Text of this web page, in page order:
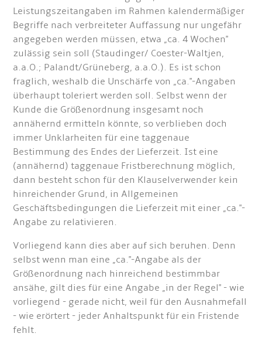
Leistungszeitangaben im Rahmen kalendermäßiger
Begriffe nach verbreiteter Auffassung nur ungefähr
angegeben werden müssen, etwa „ca. 4 Wochen"
zulässig sein soll (Staudinger/ Coester-Waltjen,
a.a.O.; Palandt/Grüneberg, a.a.O.). Es ist schon
fraglich, weshalb die Unschärfe von „ca."-Angaben
überhaupt toleriert werden soll. Selbst wenn der
Kunde die Größenordnung insgesamt noch
annähernd ermitteln könnte, so verblieben doch
immer Unklarheiten für eine taggenaue
Bestimmung des Endes der Lieferzeit. Ist eine
(annähernd) taggenaue Fristberechnung möglich,
dann besteht schon für den Klauselverwender kein
hinreichender Grund, in Allgemeinen
Geschäftsbedingungen die Lieferzeit mit einer „ca."-
Angabe zu relativieren.
Vorliegend kann dies aber auf sich beruhen. Denn
selbst wenn man eine „ca."-Angabe als der
Größenordnung nach hinreichend bestimmbar
ansähe, gilt dies für eine Angabe „in der Regel" - wie
vorliegend - gerade nicht, weil für den Ausnahmefall
- wie erörtert - jeder Anhaltspunkt für ein Fristende
fehlt.